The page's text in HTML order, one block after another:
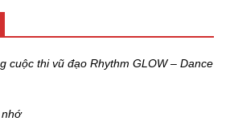
cuộc thi vũ đạo Rhythm GLOW – Dance